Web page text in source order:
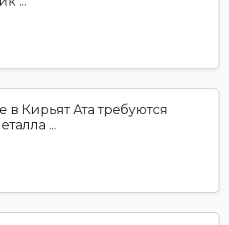
Кирьят Ата требуются
...